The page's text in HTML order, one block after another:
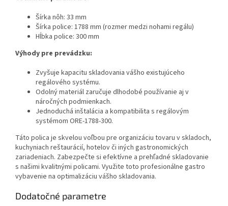
Šírka nôh: 33 mm
Šírka police: 1788 mm (rozmer medzi nohami regálu)
Hĺbka police: 300 mm
Výhody pre prevádzku:
Zvyšuje kapacitu skladovania vášho existujúceho
regálového systému.
Odolný materiál zaručuje dlhodobé používanie aj v
náročných podmienkach.
Jednoduchá inštalácia a kompatibilita s regálovým
systémom ORE-1788-300.
Táto polica je skvelou voľbou pre organizáciu tovaru v skladoch,
kuchyniach reštaurácií, hotelov či iných gastronomických
zariadeniach. Zabezpečte si efektívne a prehľadné skladovanie
s našimi kvalitnými policami. Využite toto profesionálne gastro
vybavenie na optimalizáciu vášho skladovania.
Dodatočné parametre